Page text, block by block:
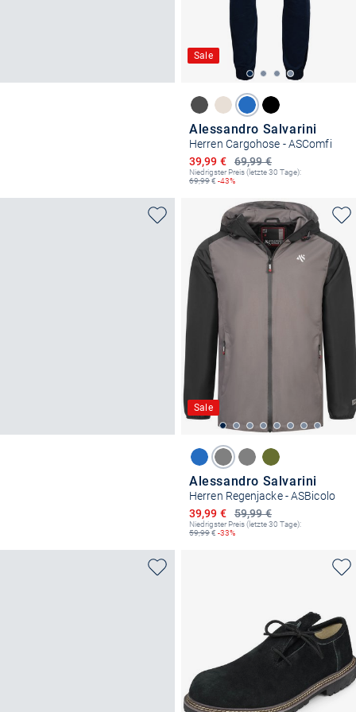
Sale
Alessandro Salvarini
Herren Cargohose - ASComfi
69,99 €
Ermäßigter Preis
39,99 €
Niedrigster Preis (letzte 30 Tage):
69,99€ -43%
Sale
Alessandro Salvarini
Herren Regenjacke - ASBicolo
59,99 €
Ermäßigter Preis
39,99 €
Niedrigster Preis (letzte 30 Tage):
59,99€ -33%